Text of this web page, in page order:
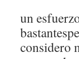
un
considero